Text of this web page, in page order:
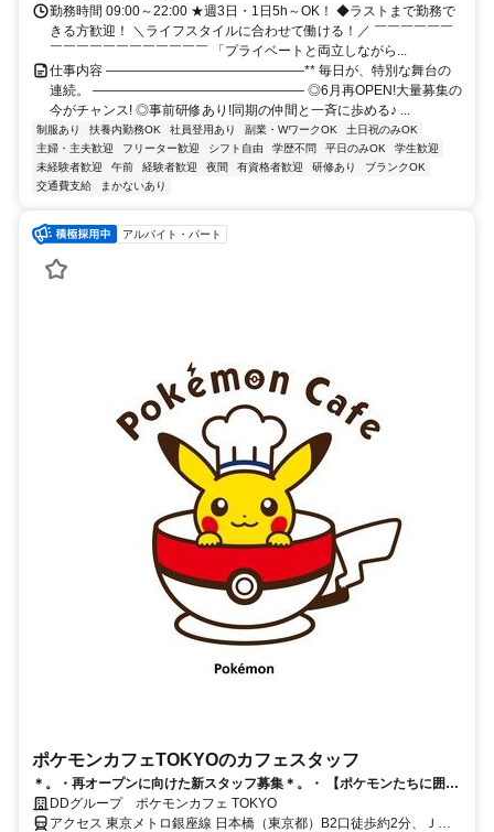
「日本橋駅」直結●都営地下鉄 浅草線「日本橋駅」徒歩4分
勤務時間 09:00～22:00 ★週3日・1日5h～OK！ ◆ラストまで勤務で
きる方歓迎！ ＼ライフスタイルに合わせて働ける！／ ￣￣￣￣￣￣
￣￣￣￣￣￣￣￣￣￣￣￣ 「プライベートと両立しながら...
仕事内容 ―――――――――――――――** 毎日が、特別な舞台の
連続。 ―――――――――――――――― ◎6月再OPEN!大量募集の
今がチャンス! ◎事前研修あり!同期の仲間と一斉に歩める♪ ...
制服あり 扶養内勤務OK 社員登用あり 副業・WワークOK
土日祝のみOK
主婦・主夫歓迎
フリーター歓迎 シフト自由 学歴不問 平日のみOK
学生歓迎
未経験者歓迎
午前 経験者歓迎 夜間 有資格者歓迎 研修あり
ブランクOK
交通費支給
まかないあり
アルバイト・パート
ポケモンカフェTOKYOのカフェスタッフ
＊。・再オープンに向けた新スタッフ募集＊。・ 【ポケモンたちに囲ま
れたエンタメカフェ】 *。・ 最高の”ポケモン体験”を届けよう*。・
DDグループ ポケモンカフェ TOKYO
アクセス 東京メトロ銀座線 日本橋（東京都）B2口徒歩約2分、ＪＲ